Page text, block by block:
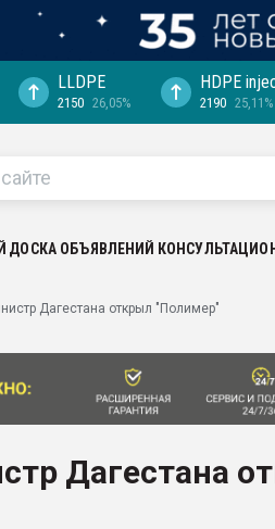
LLDPE
2150 26,05%
HDPE
2190 25,11%
ДОСКА ОБЪЯВЛЕНИЙ
Дагестана открыл "Полимер"
Дагестана